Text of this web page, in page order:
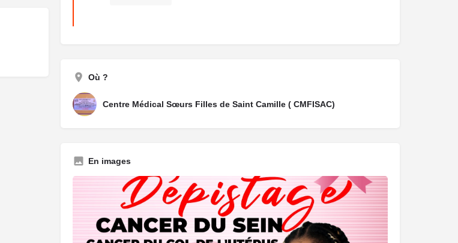
Où ?
Centre Médical Sœurs Filles de Saint Camille ( CMFISAC)
En images